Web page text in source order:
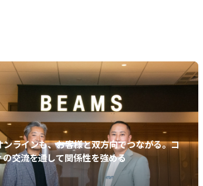
ンラインも、お客様と双方向でつながる。コ
の交流を通して関係性を強める